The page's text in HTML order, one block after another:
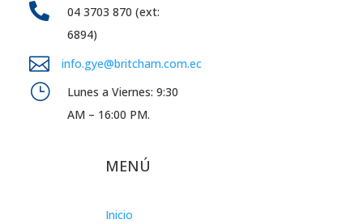

04 3703 870 (ext:
6894)
 info.gye@britcham.com.ec
}
Lunes a Viernes: 9:30
AM – 16:00 PM.
MENÚ
Inicio